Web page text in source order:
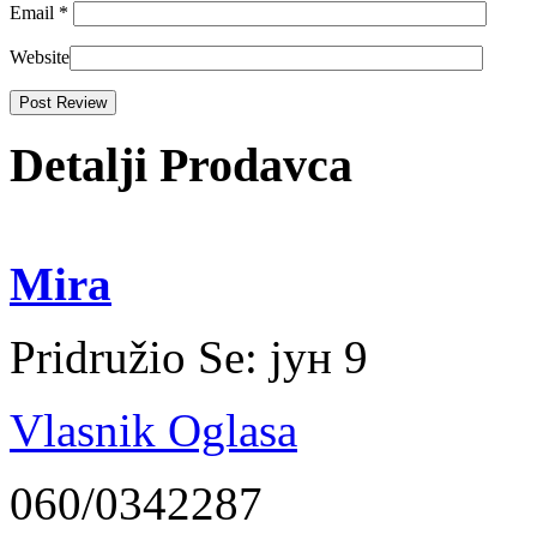
Email *
Website
Detalji Prodavca
Mira
Pridružio Se: јун 9
Vlasnik Oglasa
060/0342287